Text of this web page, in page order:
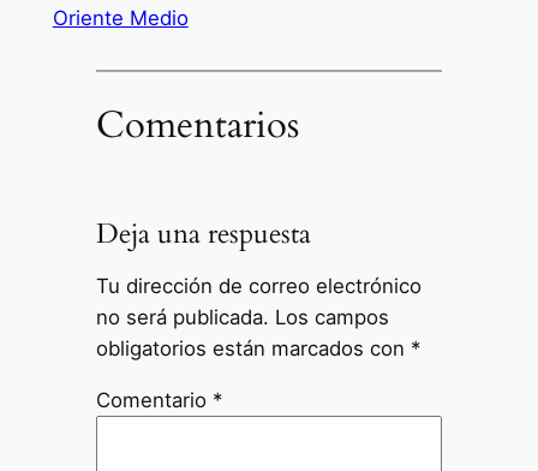
Oriente Medio
Comentarios
Deja una respuesta
Tu dirección de correo electrónico
no será publicada. Los campos
obligatorios están marcados con *
Comentario *